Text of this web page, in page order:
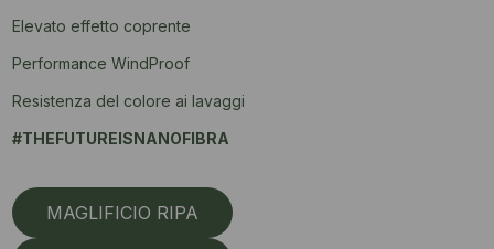
Elevato effetto coprente
Performance WindProof
Resistenza del colore ai lavaggi
#THEFUTUREISNANOFIBRA
MAGLIFICIO RIPA